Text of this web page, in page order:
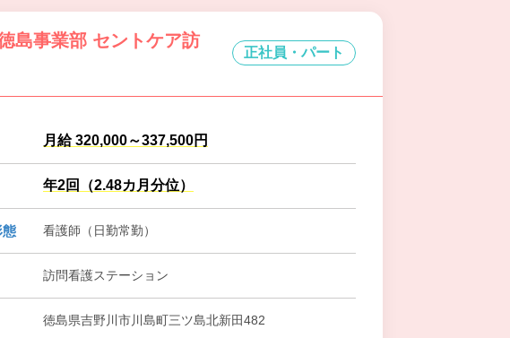
事業部 セントケア訪
正社員・パート
月給 320,000～337,500円
年2回（2.48カ月分位）
態 看護師（日勤常勤）
訪問看護ステーション
徳島県吉野川市川島町三ツ島北新田482